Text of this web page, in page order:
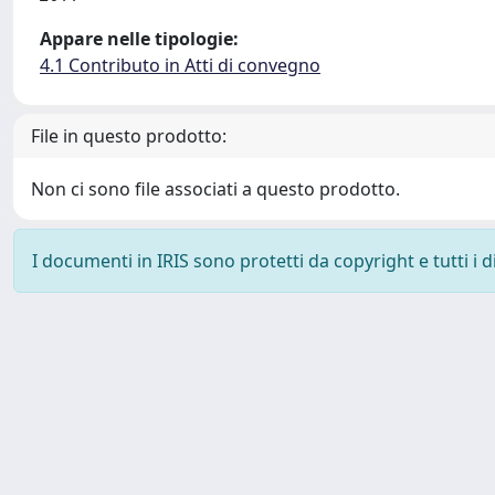
Appare nelle tipologie:
4.1 Contributo in Atti di convegno
File in questo prodotto:
Non ci sono file associati a questo prodotto.
I documenti in IRIS sono protetti da copyright e tutti i